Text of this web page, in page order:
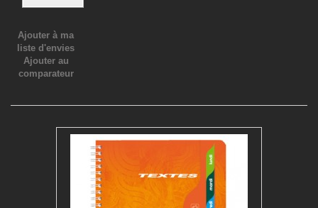
Ajouter à ma
liste d'envies
Ajouter au
comparateur